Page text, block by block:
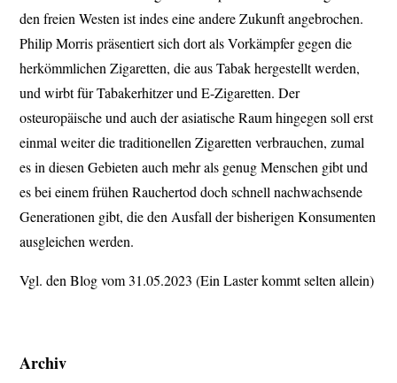
den freien Westen ist indes eine andere Zukunft angebrochen.
Philip Morris präsentiert sich dort als Vorkämpfer gegen die
herkömmlichen Zigaretten, die aus Tabak hergestellt werden,
und wirbt für Tabakerhitzer und E-Zigaretten. Der
osteuropäische und auch der asiatische Raum hingegen soll erst
einmal weiter die traditionellen Zigaretten verbrauchen, zumal
es in diesen Gebieten auch mehr als genug Menschen gibt und
es bei einem frühen Rauchertod doch schnell nachwachsende
Generationen gibt, die den Ausfall der bisherigen Konsumenten
ausgleichen werden.
Vgl. den Blog vom 31.05.2023 (Ein Laster kommt selten allein)
Archiv